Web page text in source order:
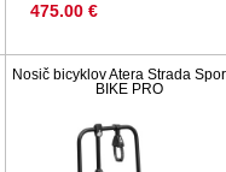
475.00 €
Nosič bicyklov Atera Strada
BIKE PRO